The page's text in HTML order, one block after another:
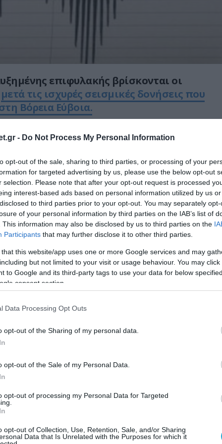
- Do Not Process My Personal Information
opt-out of the sale, sharing to third parties, or processing of your
for targeted advertising by us, please use the below opt-out
selection. Please note that after your opt-out request is processed
interest-based ads based on personal information utilized by us
to third parties prior to your opt-out. You may separately
of your personal information by third parties on the IAB’s list of
This information may also be disclosed by us to third parties on the
Participants that may further disclose it to other third parties.
that this website/app uses one or more Google services and may
but not limited to your visit or usage behaviour. You may
to Google and its third-party tags to use your data for below
consent section.
Data Processing Opt Outs
opt-out of the Sharing of my personal data.
opt-out of the Sale of my Personal Data.
opt-out of processing my Personal Data for Targeted
opt-out of Collection, Use, Retention, Sale, and/or Sharing
Data that Is Unrelated with the Purposes for which it
επιφυλακής βρίσκονται οι
μετά τις ισχυρές σεισμικές δονήσεις που
Βόρεια Εύβοια.
Ευάγγελος Τουρνάς βρίσκεται σε
με τον δήμαρχο της περιοχής,
στενά τις εξελίξεις.
το Γεωδυναμικό Ινστιτούτο, στην ευρύτερη
τρεις διαδοχικοί σεισμοί μεγέθους 4,8,
Καταστροφών και Κρατικής Αρωγής
ετοιμότητα και συνεργάζονται με τις
την αξιολόγηση των επιπτώσεων.
τους ελέγχους που πραγματοποιούνται
κατοικία, μικρές ρωγμές σε ορισμένα
κατολισθήσεις μικρής έκτασης σε σημεία
Δεν έχουν αναφερθεί τραυματισμοί ούτε
από τον Γενικό Γραμματέα
Καταστροφών και Κρατικής Αρωγής,
μεταβαίνει στο Προκόπι και τη Δαφνούσα
επιτόπου για την κατάσταση.